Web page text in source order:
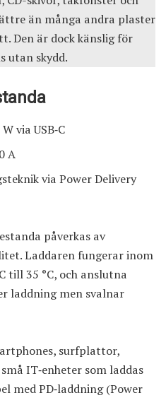
än många andra plaster
Den är dock känslig för
utan skydd.
via USB‑C
A
via Power Delivery
påverkas av
Laddaren fungerar inom
till 35 °C, och anslutna
laddning men svalnar
surfplattor,
IT‑enheter som laddas
med PD‑laddning (Power